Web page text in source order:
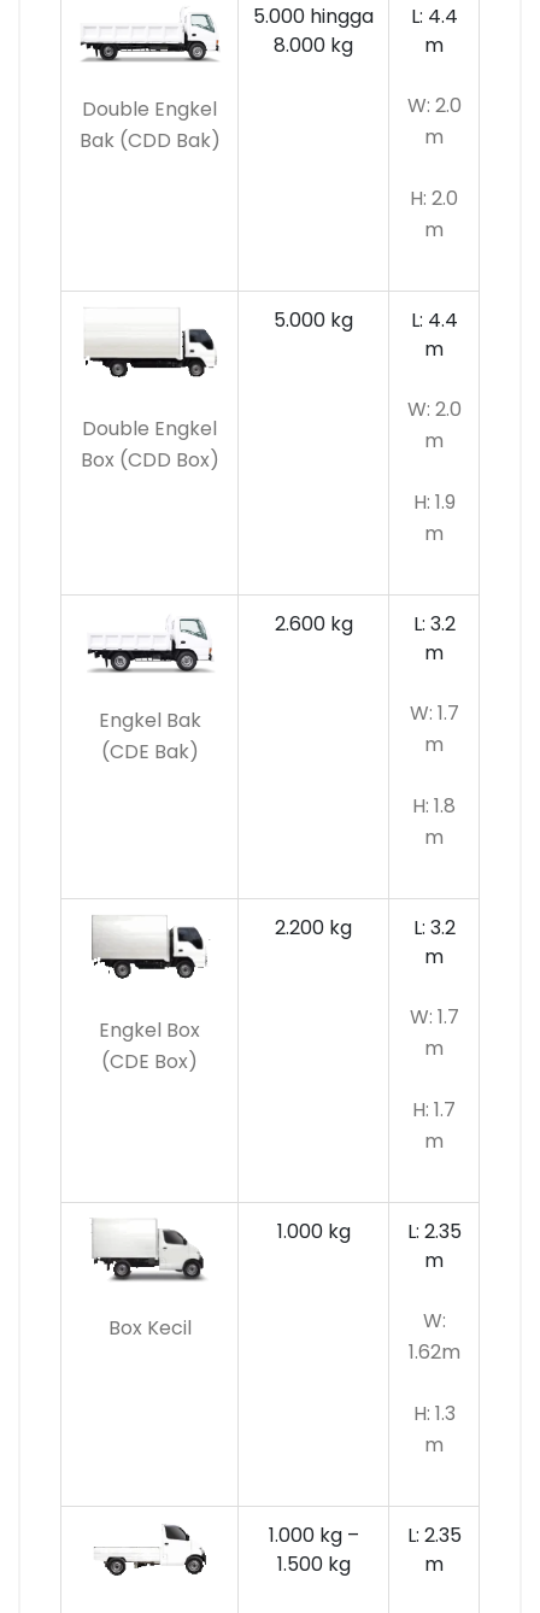
Double Engkel
Bak (CDD Bak)
5.000 hingga
8.000 kg
L: 4.4
m
W: 2.0
m
H: 2.0
m
Double Engkel
Box (CDD Box)
5.000 kg
L: 4.4
m
W: 2.0
m
H: 1.9
m
Engkel Bak
(CDE Bak)
2.600 kg
L: 3.2
m
W: 1.7
m
H: 1.8
m
Engkel Box
(CDE Box)
2.200 kg
L: 3.2
m
W: 1.7
m
H: 1.7
m
Box Kecil
1.000 kg
L: 2.35
m
W:
1.62m
H: 1.3
m
1.000 kg –
1.500 kg
L: 2.35
m